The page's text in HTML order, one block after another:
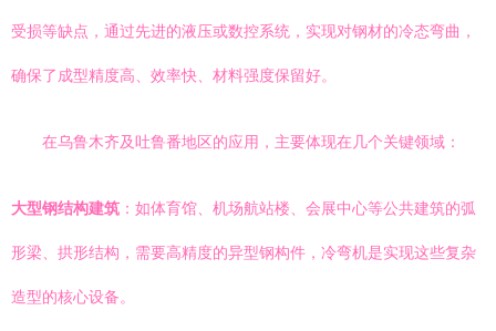
受损等缺点，通过先进的液压或数控系统，实现对钢材的冷态弯曲，
确保了成型精度高、效率快、材料强度保留好。
在乌鲁木齐及吐鲁番地区的应用，主要体现在几个关键领域：
大型钢结构建筑 ：如体育馆、机场航站楼、会展中心等公共建筑的弧
形梁、拱形结构，需要高精度的异型钢构件，冷弯机是实现这些复杂
造型的核心设备。